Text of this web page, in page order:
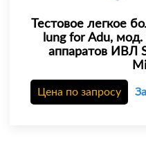
Тестовое легкое
lung for Adu,
аппаратов ИВЛ
Цена по запросу